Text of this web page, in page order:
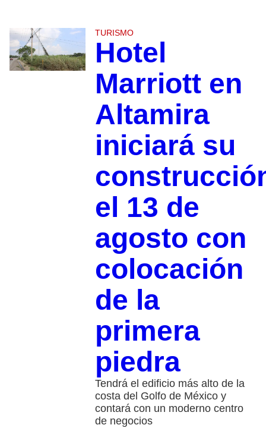
TURISMO
Hotel
Marriott en
Altamira
iniciará su
el 13 de
agosto con
colocación
de la
primera
piedra
Tendrá el edificio más alto de la
costa del Golfo de México y
contará con un moderno centro
de negocios